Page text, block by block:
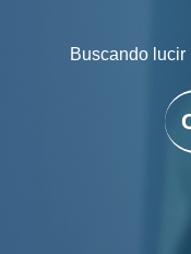
Buscando lucir